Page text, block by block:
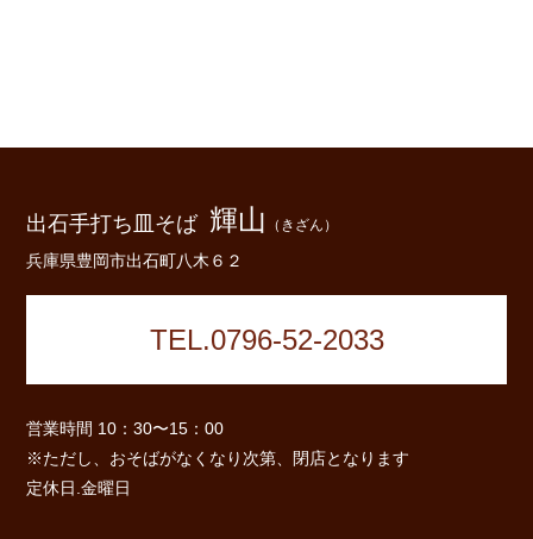
出石手打ち皿そば 輝山 （きざん）
兵庫県豊岡市出石町八木６２
TEL.0796-52-2033
営業時間 10：30〜15：00
※ただし、おそばがなくなり次第、閉店となります
定休日.金曜日